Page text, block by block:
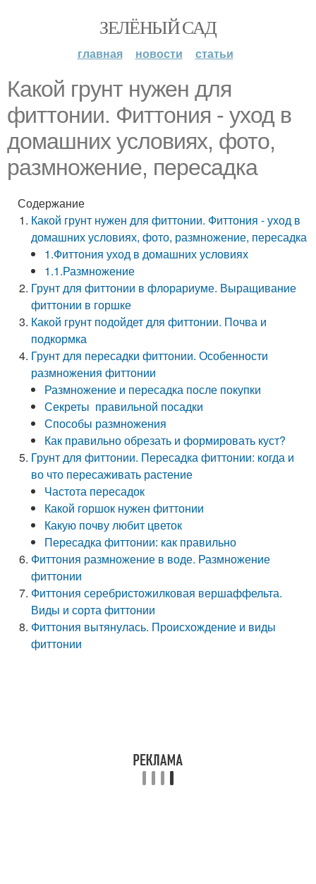
ЗЕЛЁНЫЙ САД
главная новости статьи
Какой грунт нужен для
фиттонии. Фиттония - уход в
домашних условиях, фото,
размножение, пересадка
Содержание
Какой грунт нужен для фиттонии. Фиттония - уход в
домашних условиях, фото, размножение, пересадка
1.Фиттония уход в домашних условиях
1.1.Размножение
Грунт для фиттонии в флорариуме. Выращивание
фиттонии в горшке
Какой грунт подойдет для фиттонии. Почва и
подкормка
Грунт для пересадки фиттонии. Особенности
размножения фиттонии
Размножение и пересадка после покупки
Секреты правильной посадки
Способы размножения
Как правильно обрезать и формировать куст?
Грунт для фиттонии. Пересадка фиттонии: когда и
во что пересаживать растение
Частота пересадок
Какой горшок нужен фиттонии
Какую почву любит цветок
Пересадка фиттонии: как правильно
Фиттония размножение в воде. Размножение
фиттонии
Фиттония серебристожилковая вершаффельта.
Виды и сорта фиттонии
Фиттония вытянулась. Происхождение и виды
фиттонии